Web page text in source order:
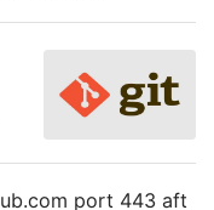
port 443 aft